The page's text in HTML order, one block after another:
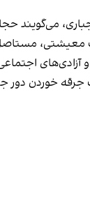
معیشتی،
آزادی‌های
جرقه خوردن